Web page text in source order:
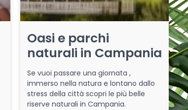
Oasi e parchi
naturali in Campania
Se vuoi passare una giornata ,
immerso nella natura e lontano dallo
stress della città scopri le più belle
riserve naturali in Campania.